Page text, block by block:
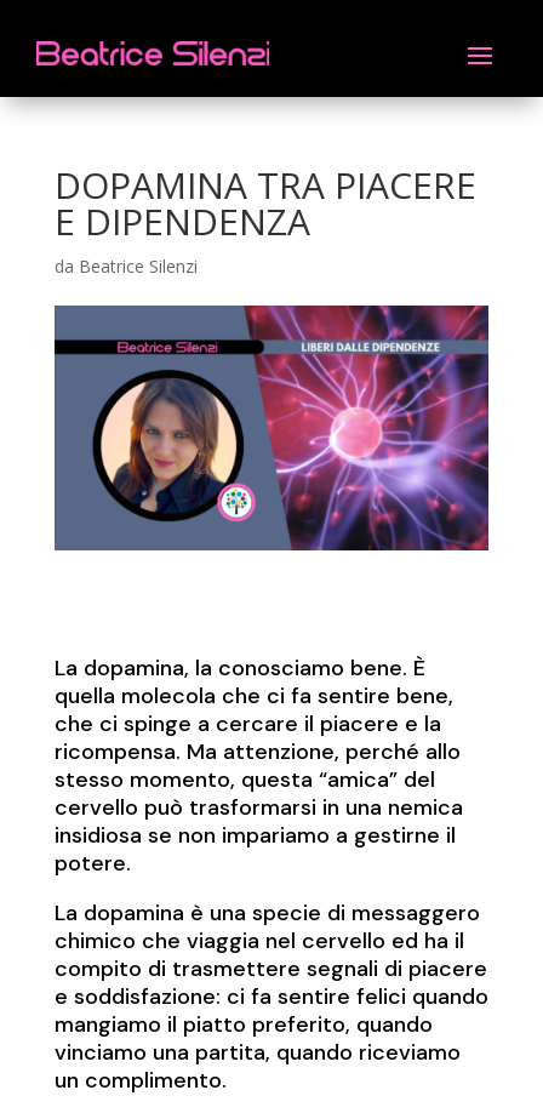
DOPAMINA TRA PIACERE
E DIPENDENZA
da Beatrice Silenzi
La dopamina, la conosciamo bene. È
quella molecola che ci fa sentire bene,
che ci spinge a cercare il piacere e la
ricompensa. Ma attenzione, perché allo
stesso momento, questa “amica” del
cervello può trasformarsi in una nemica
insidiosa se non impariamo a gestirne il
potere.
La dopamina è una specie di messaggero
chimico che viaggia nel cervello ed ha il
compito di trasmettere segnali di piacere
e soddisfazione: ci fa sentire felici quando
mangiamo il piatto preferito, quando
vinciamo una partita, quando riceviamo
un complimento.